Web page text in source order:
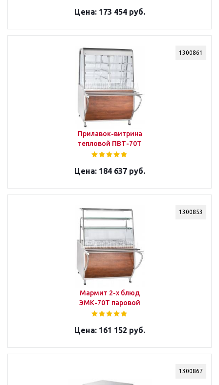
173 454 руб.
1300861
Прилавок-витрина
тепловой ПВТ-70Т
184 637 руб.
1300853
Мармит 2-х блюд
ЭМК-70Т паровой
161 152 руб.
1300867